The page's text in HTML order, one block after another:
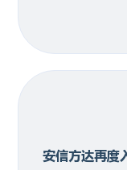
安信方达再度